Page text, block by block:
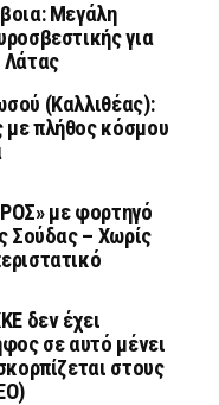
Μεγάλη
για
Λάτας
(Καλλιθέας):
πλήθος κόσμου
με φορτηγό
Σούδας – Χωρίς
δεν έχει
σε αυτό μένει
στους